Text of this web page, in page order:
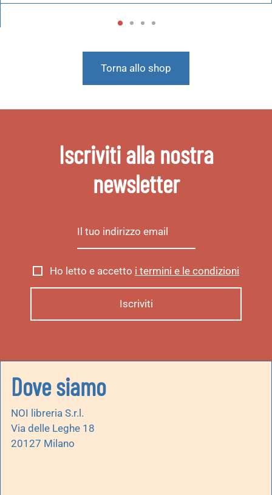
Torna allo shop
Iscriviti alla nostra
newsletter
Ho letto e accetto i termini e le condizioni
Dove siamo
NOI libreria S.r.l.
Via delle Leghe 18
20127 Milano